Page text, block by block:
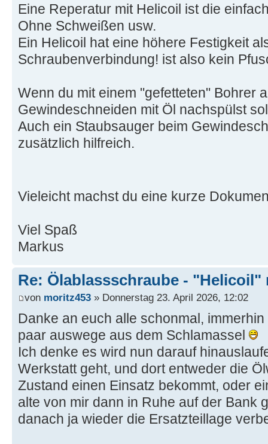
Eine Reperatur mit Helicoil ist die
Ohne Schweißen usw.
Ein Helicoil hat eine höhere Festigkeit
Schraubenverbindung! ist also kein
Wenn du mit einem "gefetteten" Bohrer
Gewindeschneiden mit Öl nachspülst
Auch ein Staubsauger beim
zusätzlich hilfreich.
Vieleicht machst du eine kurze
Viel Spaß
Markus
Re: Ölablassschraube - "Helicoil"
von moritz453 » Donnerstag 23. April 2026, 12:02
Danke an euch alle schonmal,
paar auswege aus dem Schlamassel
Ich denke es wird nun darauf
Werkstatt geht, und dort entweder die
Zustand einen Einsatz bekommt, oder
alte von mir dann in Ruhe auf der Bank
danach ja wieder die Ersatzteillage